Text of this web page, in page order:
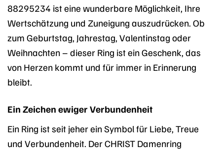
88295234 ist eine wunderbare Möglichkeit, Ihre
Wertschätzung und Zuneigung auszudrücken. Ob
zum Geburtstag, Jahrestag, Valentinstag oder
Weihnachten – dieser Ring ist ein Geschenk, das
von Herzen kommt und für immer in Erinnerung
bleibt.
Ein Zeichen ewiger Verbundenheit
Ein Ring ist seit jeher ein Symbol für Liebe, Treue
und Verbundenheit. Der CHRIST Damenring